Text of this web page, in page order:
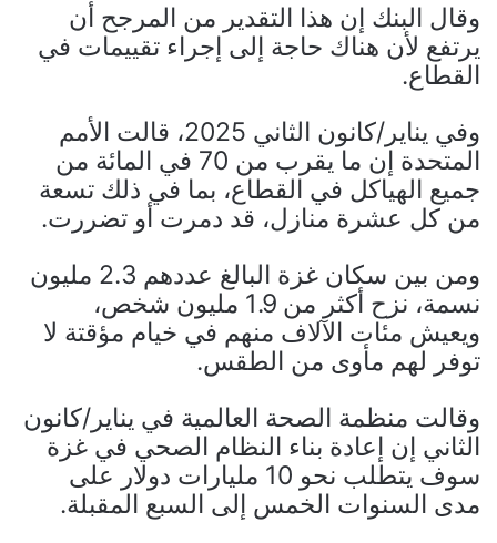
وقال البنك إن هذا التقدير من المرجح أن
يرتفع لأن هناك حاجة إلى إجراء تقييمات في
القطاع.
وفي يناير/كانون الثاني 2025، قالت الأمم
المتحدة إن ما يقرب من 70 في المائة من
جميع الهياكل في القطاع، بما في ذلك تسعة
من كل عشرة منازل، قد دمرت أو تضررت.
ومن بين سكان غزة البالغ عددهم 2.3 مليون
نسمة، نزح أكثر من 1.9 مليون شخص،
ويعيش مئات الآلاف منهم في خيام مؤقتة لا
توفر لهم مأوى من الطقس.
وقالت منظمة الصحة العالمية في يناير/كانون
الثاني إن إعادة بناء النظام الصحي في غزة
سوف يتطلب نحو 10 مليارات دولار على
مدى السنوات الخمس إلى السبع المقبلة.